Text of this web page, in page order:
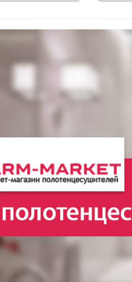
с ней. Вот это я
И надеюсь наши
нас без
зимами